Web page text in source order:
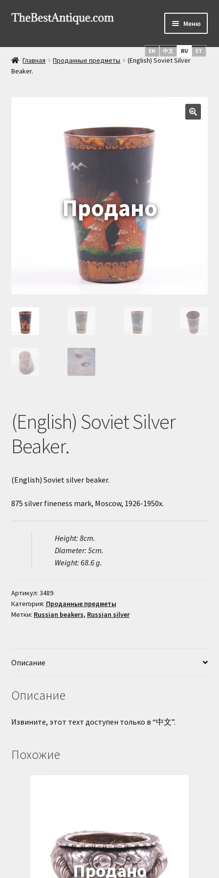
Перейти
Перейти
Меню
Главная
Новые поступления
Главная Проданные предметы
(English) Soviet Silver
Beaker.
(English) Soviet Silver
Beaker.
(English) Soviet silver beaker.
875 silver fineness mark, Moscow, 1926-1950x.
Height: 8cm.
Diameter: 5cm.
Weight: 68.6 g.
Артикул: 3489
Категория: Проданные предметы
Метки: Russian beakers, Russian silver
Описание
Описание
Извините, этот техт доступен только в “中文”.
Похожие
EN 中文 RU ET